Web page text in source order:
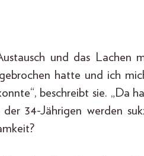
und das Lachen
hatte und ich
beschreibt sie. „Da
34-Jährigen werden